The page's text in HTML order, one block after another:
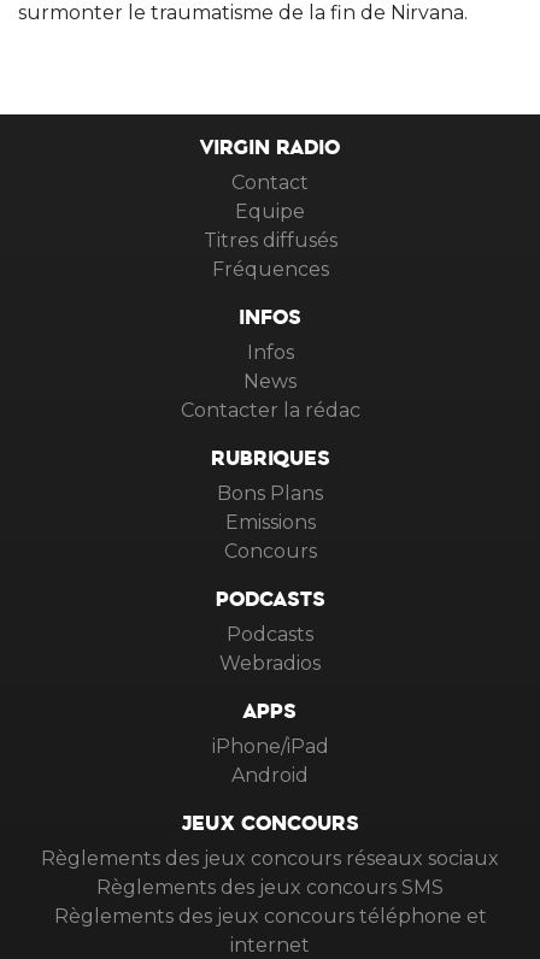
surmonter le traumatisme de la fin de Nirvana.
VIRGIN RADIO
Contact
Equipe
Titres diffusés
Fréquences
INFOS
Infos
News
Contacter la rédac
RUBRIQUES
Bons Plans
Emissions
Concours
PODCASTS
Podcasts
Webradios
APPS
iPhone/iPad
Android
JEUX CONCOURS
Règlements des jeux concours réseaux sociaux
Règlements des jeux concours SMS
Règlements des jeux concours téléphone et
internet